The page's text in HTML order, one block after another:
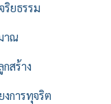
ริยธรรม
าณ
สร้าง
งการทุจริต